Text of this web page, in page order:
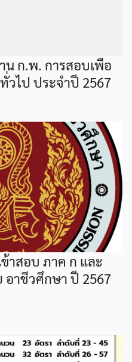
น ก.พ. การสอบเพื่อ
วไป ประจำปี 2567
าสอบ ภาค ก และ
อาชีวศึกษา ปี 2567